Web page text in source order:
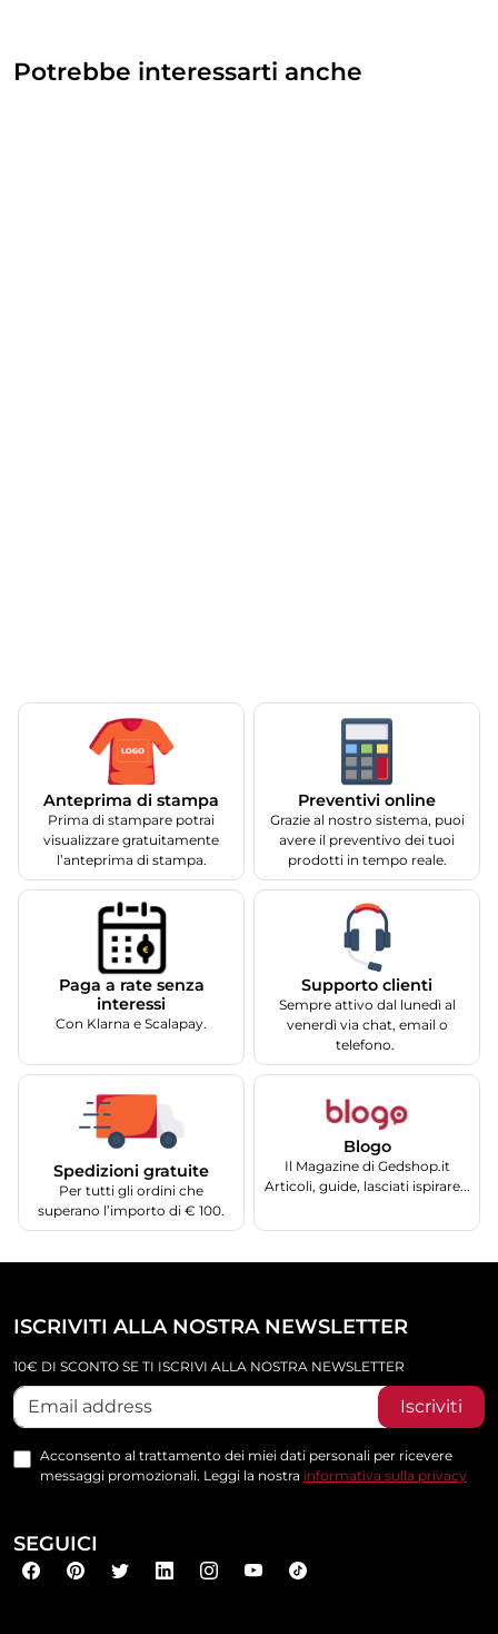
Potrebbe interessarti anche
Anteprima di stampa
Prima di stampare potrai
visualizzare gratuitamente
l’anteprima di stampa.
Preventivi online
Grazie al nostro sistema, puoi
avere il preventivo dei tuoi
prodotti in tempo reale.
Paga a rate senza
interessi
Con Klarna e Scalapay.
Supporto clienti
Sempre attivo dal lunedì al
venerdì via chat, email o
telefono.
Spedizioni gratuite
Per tutti gli ordini che
superano l’importo di € 100.
Blogo
Il Magazine di Gedshop.it
Articoli, guide, lasciati ispirare...
ISCRIVITI ALLA NOSTRA NEWSLETTER
10€ DI SCONTO SE TI ISCRIVI ALLA NOSTRA NEWSLETTER
Iscriviti
Acconsento al trattamento dei miei dati personali per ricevere
messaggi promozionali. Leggi la nostra informativa sulla privacy
SEGUICI